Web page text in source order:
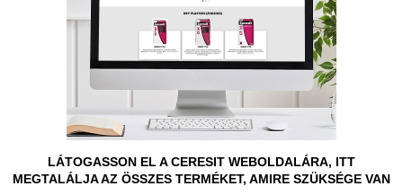
LÁTOGASSON EL A CERESIT WEBOLDALÁRA, ITT
MEGTALÁLJA AZ ÖSSZES TERMÉKET, AMIRE SZÜKSÉGE VAN